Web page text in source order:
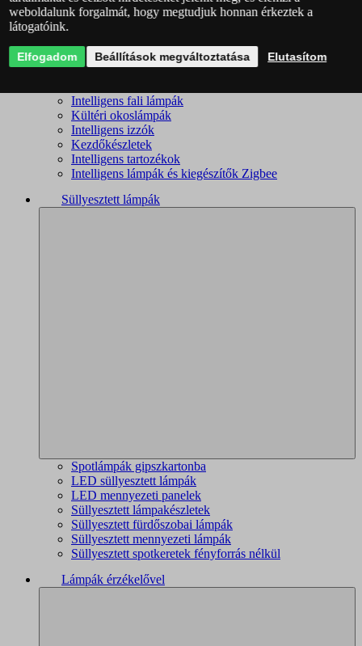
Intelligens csillárok
Okos kislámpák
Okos spotlámpák
Intelligens fali lámpák
Kültéri okoslámpák
Intelligens izzók
Kezdőkészletek
Intelligens tartozékok
Intelligens lámpák és kiegészítők Zigbee
Süllyesztett lámpák
Spotlámpák gipszkartonba
LED süllyesztett lámpák
LED mennyezeti panelek
Süllyesztett lámpakészletek
Süllyesztett fürdőszobai lámpák
Süllyesztett mennyezeti lámpák
Süllyesztett spotkeretek fényforrás nélkül
Lámpák érzékelővel
weboldalunk forgalmát, hogy megtudjuk honnan érkeztek a
látogatóink.
Elfogadom Beállítások megváltoztatása Elutasítom